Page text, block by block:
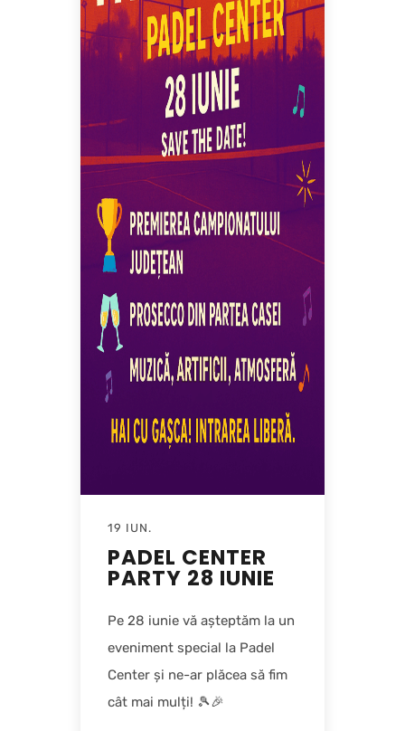
19 IUN.
PADEL CENTER
PARTY 28 IUNIE
Pe 28 iunie vă așteptăm la un
eveniment special la Padel
Center și ne-ar plăcea să fim
cât mai mulți! 🎾🎉